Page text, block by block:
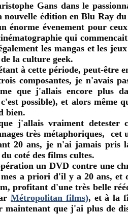
Gans dans le
nouvelle édition en Blu Ray
énorme évenement pour
qui
les mangas et les
la culture geek.
à cette période, peut-être
composantes, je n'avais
que j'allais encore plus
possible), et alors même
bien.
j'allais vraiment detester
très métaphoriques,
20 ans, je n'ai jamais pris
coté des films cultes.
un DVD contre une
a priori d'il y a 20 ans, et
profitant d'une très belle
Métropolitan films), et à la
que j'ai plus de